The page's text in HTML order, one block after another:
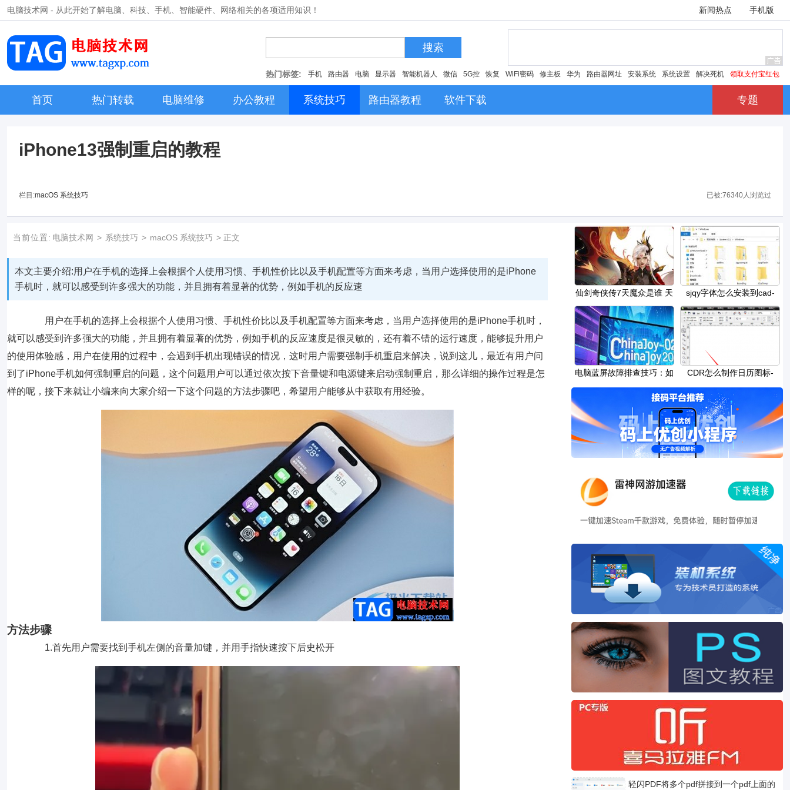
电脑技术网 - 从此开始了解电脑、科技、手机、智能硬件、网络相关的各项适用知识！ 新闻热点 手机版
搜索
热门标签: 手机 路由器 电脑 显示器 智能机器人 微信 5G控 恢复 WiFi密码 修主板 华为 路由器网址 安装系统 系统设置 解决死机 领取支付宝红包
首页 热门转载 电脑维修 办公教程 系统技巧 路由器教程 软件下载 专题
​iPhone13强制重启的教程
栏目:macOS 系统技巧 已被:76340人浏览过
当前位置: 电脑技术网 > 系统技巧 > macOS 系统技巧 > 正文
本文主要介绍:用户在手机的选择上会根据个人使用习惯、手机性价比以及手机配置等方面来考虑，当用户选择使用的是iPhone
手机时，就可以感受到许多强大的功能，并且拥有着显著的优势，例如手机的反应速
用户在手机的选择上会根据个人使用习惯、手机性价比以及手机配置等方面来考虑，当用户选择使用的是iPhone手机时，
就可以感受到许多强大的功能，并且拥有着显著的优势，例如手机的反应速度是很灵敏的，还有着不错的运行速度，能够提升用户
的使用体验感，用户在使用的过程中，会遇到手机出现错误的情况，这时用户需要强制手机重启来解决，说到这儿，最近有用户问
到了iPhone手机如何强制重启的问题，这个问题用户可以通过依次按下音量键和电源键来启动强制重启，那么详细的操作过程是怎
样的呢，接下来就让小编来向大家介绍一下这个问题的方法步骤吧，希望用户能够从中获取有用经验。
方法步骤
1.首先用户需要找到手机左侧的音量加键，并用手指快速按下后史松开
仙剑奇侠传7天魔众是谁 天
魔众组织背景
sjqy字体怎么安装到cad-
sjqy字体安装到cad的
电脑蓝屏故障排查技巧：如
何找到蓝屏错
CDR怎么制作日历图标-
CDR制作日历图标教程
轻闪PDF将多个pdf拼接到一个pdf上面的